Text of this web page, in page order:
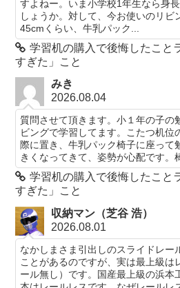
すよねー。いま小学校1年生なら身
しょうか。対して、今お使いのリビ
45cmくらい、牛乳パック...
学習机の購入で後悔したこと
すぎた」こと
みき
2026.08.04
質問させて頂きます。小１年の子の
ビングで学習してます。こたつ机位
際に置き、牛乳パック椅子に座って
きくなってきて、姿勢が心配です。
学習机の購入で後悔したこと
すぎた」こと
収納マン（芝谷 浩）
2026.08.01
なかしまさま引出しのスライドレー
ことがあるのですが、実は最上級は
ール無し）です。国産最上級の浜本